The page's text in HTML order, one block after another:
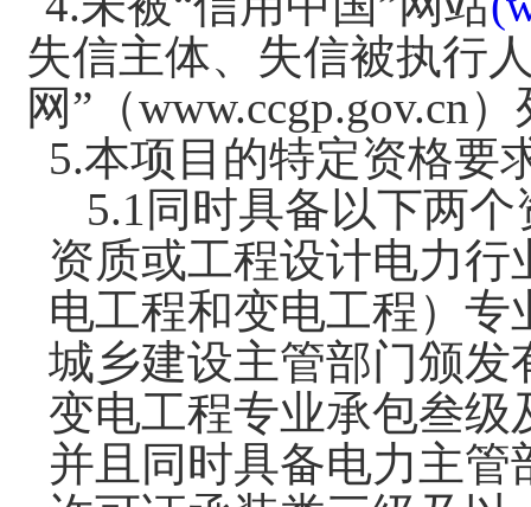
失信主体、失信被执行
网” （www.ccgp.gov.cn）
5.本项目的特定资格要
5.1同时具备以下两
资质或工程设计电力
电工程和变电工程）
城乡建设主管部门颁
变电工程专业承包叁
并且同时具备电力主